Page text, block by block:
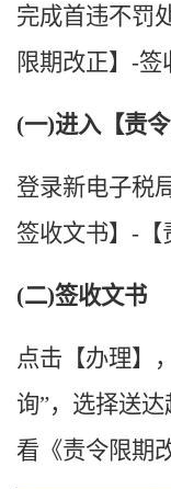
完成首违不罚
限期改正】-签
(一)进入【责令
登录新电子税
签收文书】-【
(二)签收文书
点击【办理】
询”，选择送
看《责令限期